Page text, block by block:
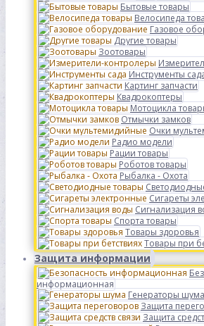
Бытовые товары
Велосипеда
Газовое
Другие товары
Зоотовары
Инструменты
Картинг запчасти
Квадрокоптеры
Мотоцикла
Отмычки замков
Очки
Радио модели
Рации товары
Роботов товары
Рыбалка - Охота
Сигареты
Сигнализация
Спорта товары
Товары здоровья
Товары при
Защита информации
информационная
Генераторы шума
Защита
Защита